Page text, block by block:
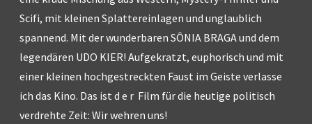
Scifi, mit kleinen Splattereinlagen und unglaublich
spannend. Mit der wunderbaren SÔNIA BRAGA und dem
legendären UDO KIER! Aufgekratzt, euphorisch und mit
einer kleinen hochgestreckten Faust im Geiste verlasse
ich das Kino. Das ist d e r Film für die heutige politisch
verdrehte Zeit: Wir wehren uns!